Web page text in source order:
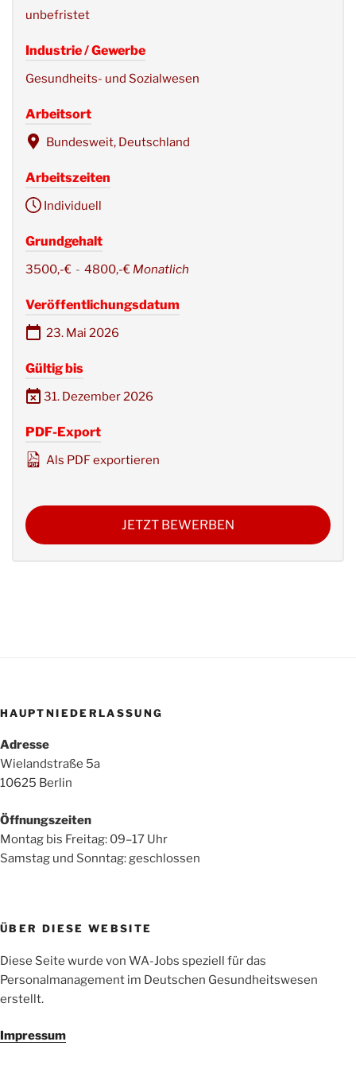
unbefristet
Industrie / Gewerbe
Gesundheits- und Sozialwesen
Arbeitsort
Bundesweit, Deutschland
Arbeitszeiten
Individuell
Grundgehalt
3500,-€ - 4800,-€ Monatlich
Veröffentlichungsdatum
23. Mai 2026
Gültig bis
31. Dezember 2026
PDF-Export
Als PDF exportieren
JETZT BEWERBEN
HAUPTNIEDERLASSUNG
Adresse
Wielandstraße 5a
10625 Berlin
Öffnungszeiten
Montag bis Freitag: 09–17 Uhr
Samstag und Sonntag: geschlossen
ÜBER DIESE WEBSITE
Diese Seite wurde von WA-Jobs speziell für das
Personalmanagement im Deutschen Gesundheitswesen
erstellt.
Impressum